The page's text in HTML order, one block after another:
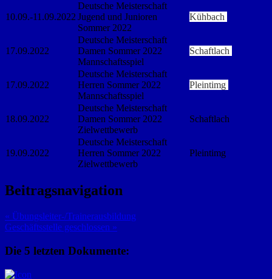
10.09.-11.09.2022
Deutsche Meisterschaft
Jugend und Junioren
Sommer 2022
Kühbach
17.09.2022
Deutsche Meisterschaft
Damen Sommer 2022
Mannschaftsspiel
Schaftlach
17.09.2022
Deutsche Meisterschaft
Herren Sommer 2022
Mannschaftsspiel
Pleintimg
18.09.2022
Deutsche Meisterschaft
Damen Sommer 2022
Zielwettbewerb
Schaftlach
19.09.2022
Deutsche Meisterschaft
Herren Sommer 2022
Zielwettbewerb
Pleintimg
Beitragsnavigation
« Übungsleiter-/Trainerausbildung
Geschäftsstelle geschlossen »
Die 5 letzten Dokumente: